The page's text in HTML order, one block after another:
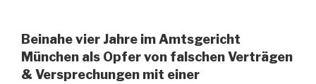
Beinahe vier Jahre im Amtsgericht
München als Opfer von falschen Verträgen
& Versprechungen mit einer